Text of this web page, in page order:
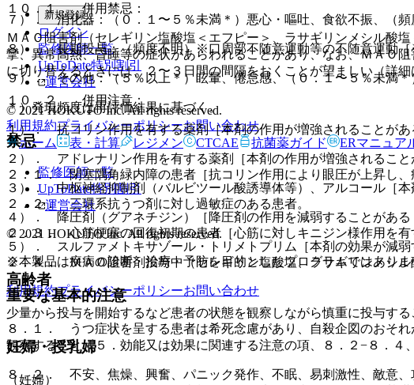
１０．１． 併用禁忌：
ＭＡＯ阻害剤（セレギリン塩酸塩＜エフピー＞、ラサギリンメシル酸
攣、異常高熱、昏睡等の症状があらわれることがあり、なお、ＭＡＯ
に切り替えるときには、２〜３日間の間隔をおくことが望ましい（詳
１０．２． 併用注意：
１）． 抗コリン作用を有する薬剤［本剤の作用が増強されることがあ
２）． アドレナリン作用を有する薬剤［本剤の作用が増強されるこ
３）． 中枢神経抑制剤（バルビツール酸誘導体等）、アルコール［
４）． 降圧剤（グアネチジン）［降圧剤の作用を減弱することがあ
５）． スルファメトキサゾール・トリメトプリム［本剤の効果が減弱
高齢者
少量から投与を開始するなど患者の状態を観察しながら慎重に投与す
妊婦・授乳婦
（妊婦）
７）． 消化器：（０．１〜５％未満＊）悪心・嘔吐、食欲不振、（頻
８）． 長期投与：（頻度不明）※口周部不随意運動等の不随意運動
９）． その他：（５％以上＊）眩暈、倦怠感、（０．１〜５％未満
＊）発現頻度は再評価結果に基づく。
禁忌
２．１． 閉塞隅角緑内障の患者［抗コリン作用により眼圧が上昇し、
２．２． 三環系抗うつ剤に対し過敏症のある患者。
２．３． 心筋梗塞の回復初期の患者［心筋に対しキニジン様作用を有
２．４． ＭＡＯ阻害剤投与中（セレギリン塩酸塩、ラサギリンメシ
重要な基本的注意
８．１． うつ症状を呈する患者は希死念慮があり、自殺企図のおそ
観察すること〔５．効能又は効果に関連する注意の項、８．２−８．４
８．２． 不安、焦燥、興奮、パニック発作、不眠、易刺激性、敵意
新規登録
ログイン
監修医師一覧
UpToDate特別割引
運営会社
© 2021 HOKUTO Inc. All rights reserved.
利用規約プライバシーポリシーお問い合わせ
ホーム
表・計算 レジメン CTCAE 抗菌薬ガイド ERマニュア
監修医師一覧
UpToDate特別割引
運営会社
© 2021 HOKUTO Inc. All rights reserved.
※本製品は疾病の診断・治療・予防を目的としたプログラムではありま
利用規約プライバシーポリシーお問い合わせ